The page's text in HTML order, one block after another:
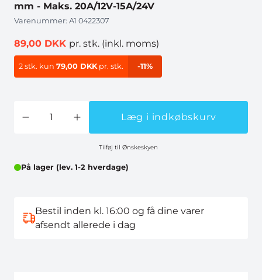
mm - Maks. 20A/12V-15A/24V
Varenummer: A1 0422307
89,00 DKK pr. stk. (inkl. moms)
2 stk. kun 79,00 DKK pr. stk. -11%
Læg i indkøbskurv
Tilføj til Ønskeskyen
På lager (lev. 1-2 hverdage)
Bestil inden kl. 16:00 og få dine varer
afsendt allerede i dag